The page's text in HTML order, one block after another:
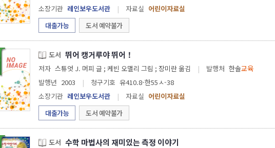
소장기관 레인보우도서관 | 자료실 어린이자료실
대출가능
도서 예약불가
도서 뛰어 캥거루야 뛰어！
저자 스튜엇 J. 머피 글 ; 케빈 오맬리 그림 ; 장미란 옮김 | 발행처 한솔교육
발행년 2003 | 청구기호 유410.8-한55ㅅ-38
소장기관 레인보우도서관 | 자료실 어린이자료실
대출가능
도서 예약불가
도서 수학 마법사의 재미있는 측정 이야기